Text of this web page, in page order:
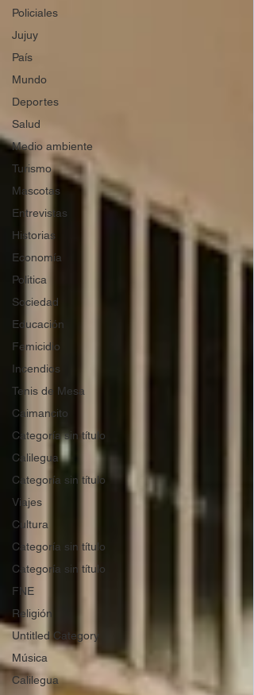
Policiales
Jujuy
País
Mundo
Deportes
Salud
Medio ambiente
Turismo
Mascotas
Entrevistas
Historias
Economía
Politica
Sociedad
Educación
Femicidio
Incendios
Tenis de Mesa
Caimancito
Categoría sin título
Calilegua
Categoría sin título
Viajes
Cultura
Categoría sin título
Categoría sin título
FNE
Religión
Untitled Category
Música
Calilegua